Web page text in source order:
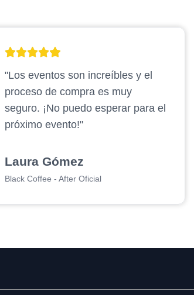
"Los eventos son increíbles y el
proceso de compra es muy
seguro. ¡No puedo esperar para el
próximo evento!"
Laura Gómez
Black Coffee - After Oficial